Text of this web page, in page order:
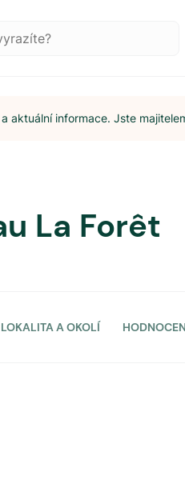
aktuální informace. Jste
La Forêt
LOKALITA A OKOLÍ